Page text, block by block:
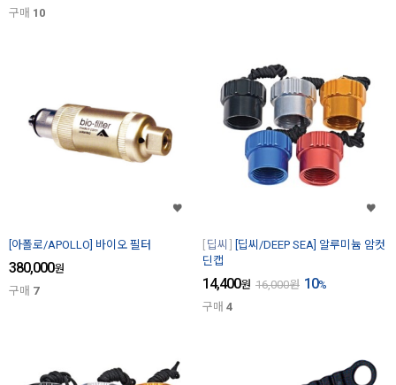
구매 10
[아폴로/APOLLO] 바이오 필터
380,000원
구매 7
딥씨
[딥씨/DEEP SEA] 알루미늄 암컷
딘캡
14,400원 16,000원 10%
구매 4